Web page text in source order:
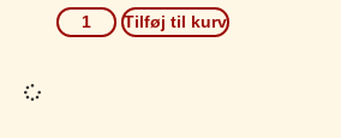
Tilføj til kurv